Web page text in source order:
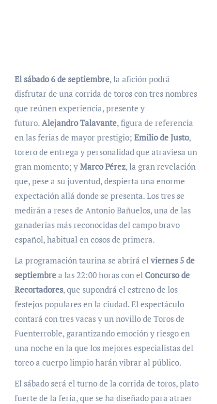
El sábado 6 de septiembre, la afición podrá
disfrutar de una corrida de toros con tres nombres
que reúnen experiencia, presente y
futuro.Alejandro Talavante, figura de referencia
en las ferias de mayor prestigio; Emilio de Justo,
torero de entrega y personalidad que atraviesa un
gran momento; yMarco Pérez, la gran revelación
que, pese a su juventud, despierta una enorme
expectación allá donde se presenta. Los tres se
medirán a reses de Antonio Bañuelos, una de las
ganaderías más reconocidas del campo bravo
español, habitual en cosos de primera.
La programación taurina se abrirá elviernes 5 de
septiembrea las 22:00 horas con el Concurso de
Recortadores, que supondrá el estreno de los
festejos populares en la ciudad. El espectáculo
contará con tres vacas y un novillo de Toros de
Fuenterroble, garantizando emoción y riesgo en
una noche en la que los mejores especialistas del
toreo a cuerpo limpio harán vibrar al público.
El sábado será el turno de la corrida de toros, plato
fuerte de la feria, que se ha diseñado para atraer